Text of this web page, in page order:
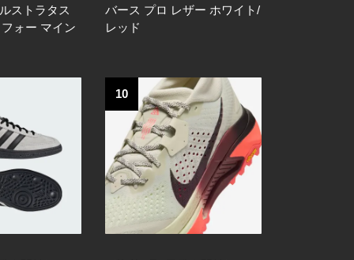
ストラタス
ォー マイン
バース プロ レザー ホワイト/
レッド
10